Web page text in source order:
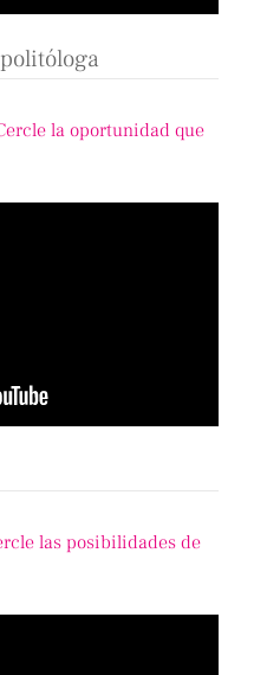
la oportunidad que
las posibilidades de